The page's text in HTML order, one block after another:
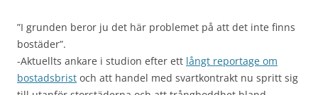
”I grunden beror ju det här problemet på att det inte finns
bostäder”.
-Aktuellts ankare i studion efter ett långt reportage om
bostadsbrist och att handel med svartkontrakt nu spritt sig